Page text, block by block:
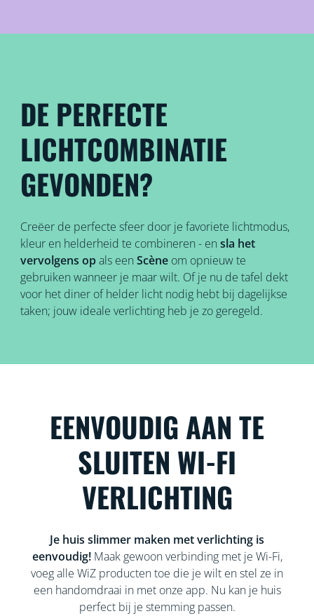
DE PERFECTE
LICHTCOMBINATIE
GEVONDEN?
Creëer de perfecte sfeer door je favoriete lichtmodus,
kleur en helderheid te combineren - en sla het
vervolgens opals een Scèneom opnieuw te
gebruiken wanneer je maar wilt. Of je nu de tafel dekt
voor het diner of helder licht nodig hebt bij dagelijkse
taken; jouw ideale verlichting heb je zo geregeld.
EENVOUDIG AAN TE
SLUITEN WI-FI
VERLICHTING
Je huis slimmer maken met verlichting is
eenvoudig!Maak gewoon verbinding met je Wi-Fi,
voeg alle WiZ producten toe die je wilt en stel ze in
een handomdraai in met onze app. Nu kan je huis
perfect bij je stemming passen.